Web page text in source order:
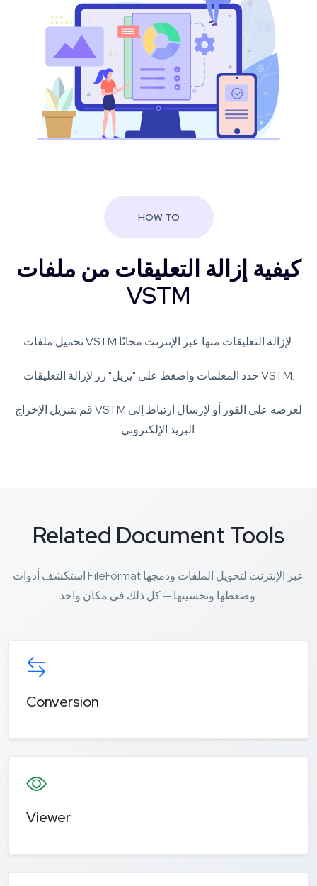
HOW TO
كيفية إزالة التعليقات من ملفات
VSTM
تحميل ملفات VSTM لإزالة التعليقات منها عبر الإنترنت مجانًا.
حدد المعلمات واضغط على "يزيل" زر لإزالة التعليقات VSTM.
قم بتنزيل الإخراج VSTM لعرضه على الفور أو لإرسال ارتباط إلى
البريد الإلكتروني.
Related Document Tools
استكشف أدوات FileFormat عبر الإنترنت لتحويل الملفات ودمجها
وضغطها وتحسينها — كل ذلك في مكان واحد.
Conversion
Viewer